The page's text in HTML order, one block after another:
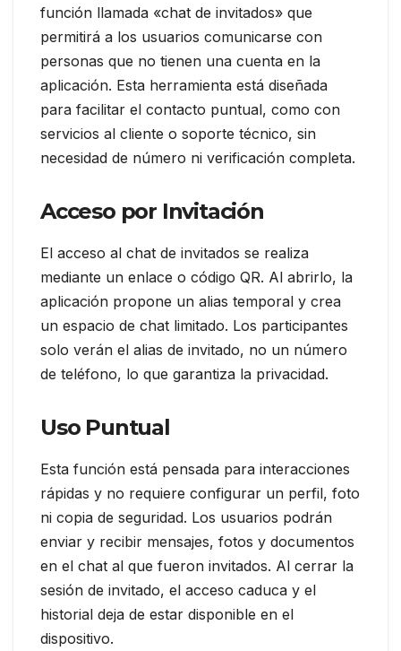
función llamada «chat de invitados» que
permitirá a los usuarios comunicarse con
personas que no tienen una cuenta en la
aplicación. Esta herramienta está diseñada
para facilitar el contacto puntual, como con
servicios al cliente o soporte técnico, sin
necesidad de número ni verificación completa.
Acceso por Invitación
El acceso al chat de invitados se realiza
mediante un enlace o código QR. Al abrirlo, la
aplicación propone un alias temporal y crea
un espacio de chat limitado. Los participantes
solo verán el alias de invitado, no un número
de teléfono, lo que garantiza la privacidad.
Uso Puntual
Esta función está pensada para interacciones
rápidas y no requiere configurar un perfil, foto
ni copia de seguridad. Los usuarios podrán
enviar y recibir mensajes, fotos y documentos
en el chat al que fueron invitados. Al cerrar la
sesión de invitado, el acceso caduca y el
historial deja de estar disponible en el
dispositivo.